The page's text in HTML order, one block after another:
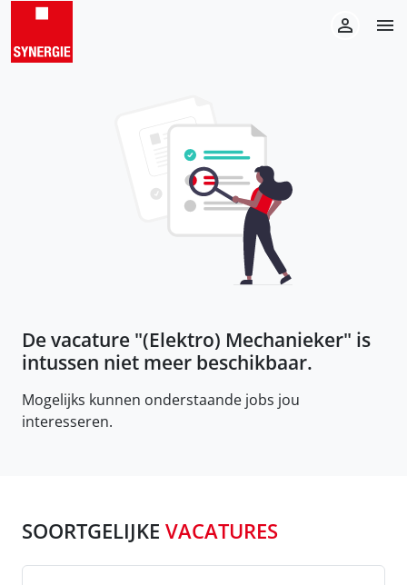
De vacature "(Elektro) Mechanieker" is
intussen niet meer beschikbaar.
Mogelijks kunnen onderstaande jobs jou
interesseren.
SOORTGELIJKE VACATURES